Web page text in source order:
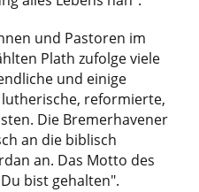
und Pastoren im
Plath zufolge viele
und einige
reformierte,
Die Bremerhavener
an die biblisch
an. Das Motto des
bist gehalten".